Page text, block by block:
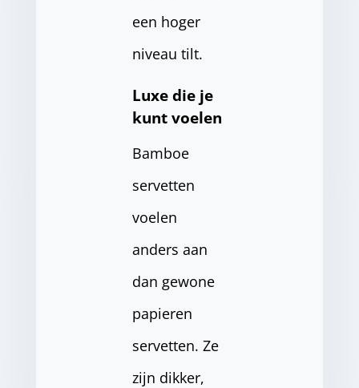
een hoger
niveau tilt.
Luxe die je
kunt voelen
Bamboe
servetten
voelen
anders aan
dan gewone
papieren
servetten. Ze
zijn dikker,